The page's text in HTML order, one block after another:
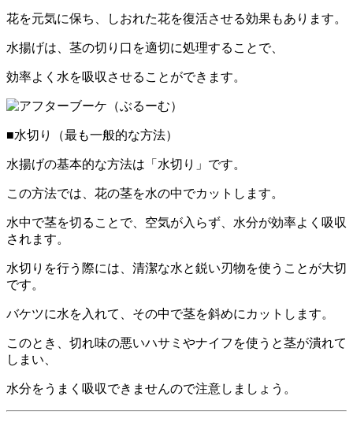
花を元気に保ち、しおれた花を復活させる効果もあります。
水揚げは、茎の切り口を適切に処理することで、
効率よく水を吸収させることができます。
■水切り（最も一般的な方法）
水揚げの基本的な方法は「水切り」です。
この方法では、花の茎を水の中でカットします。
水中で茎を切ることで、空気が入らず、水分が効率よく吸収
されます。
水切りを行う際には、清潔な水と鋭い刃物を使うことが大切
です。
バケツに水を入れて、その中で茎を斜めにカットします。
このとき、切れ味の悪いハサミやナイフを使うと茎が潰れて
しまい、
水分をうまく吸収できませんので注意しましょう。